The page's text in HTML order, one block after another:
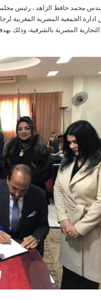
محمد حافظ الزاهد ، رئيس مجلس
الجمعية المصرية المغربية
المصرية بالشرقية، وذلك